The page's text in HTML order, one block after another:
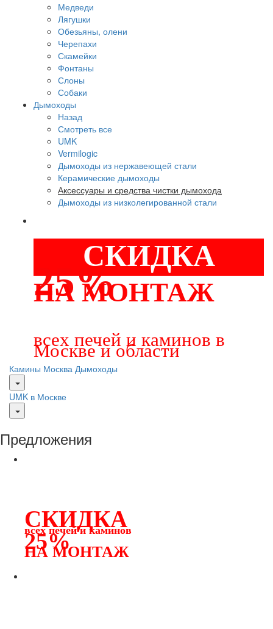
Медведи
Лягушки
Обезьяны, олени
Черепахи
Скамейки
Фонтаны
Слоны
Собаки
Дымоходы
Назад
Смотреть все
UMK
Vermilogic
Дымоходы из нержавеющей стали
Керамические дымоходы
Аксессуары и средства чистки дымохода
Дымоходы из низколегированной стали
СКИДКА
25%
НА МОНТАЖ
всех печей и каминов в
Москве и области
Камины Москва Дымоходы
UMK в Москве
Предложения
СКИДКА
всех печей и каминов
25%
НА МОНТАЖ